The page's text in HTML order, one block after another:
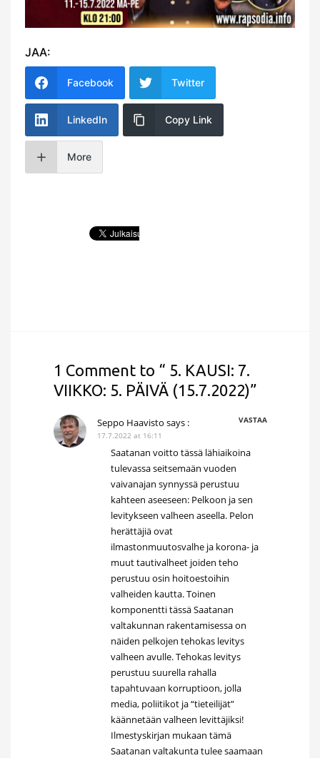
JAA:
Facebook Twitter
LinkedIn Copy Link
More
1 Comment to “ 5. KAUSI: 7.
VIIKKO: 5. PÄIVÄ (15.7.2022)”
Seppo Haavisto says :
VASTAA
17.7.2022 at 16:11
Saatanan voitto tässä lähiaikoina
tulevassa seitsemaän vuoden
vaivanajan synnyssä perustuu
kahteen aseeseen: Pelkoon ja sen
levitykseen valheen aseella. Pelon
herättäjiä ovat
ilmastonmuutosvalhe ja korona- ja
muut tautivalheet joiden teho
perustuu osin hoitoestoihin
valheiden kautta. Toinen
komponentti tässä Saatanan
valtakunnan rakentamisessa on
näiden pelkojen tehokas levitys
valheen avulle. Tehokas levitys
perustuu suurella rahalla
tapahtuvaan korruptioon, jolla
media, poliitikot ja “tieteilijät”
käännetään valheen levittäjiksi!
Ilmestyskirjan mukaan tämä
Saatanan valtakunta tulee saamaan